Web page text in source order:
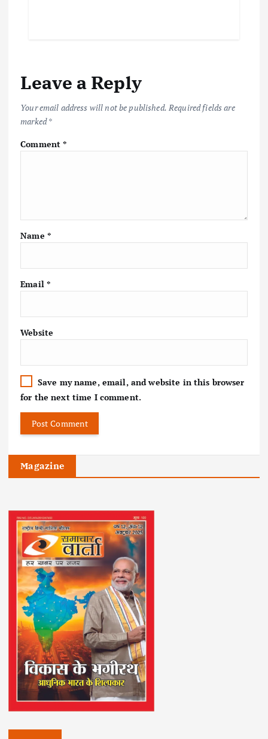
Leave a Reply
Your email address will not be published. Required fields are
marked*
Comment*
Name *
Email *
Website
Save my name, email, and website in this browser
for the next time I comment.
Magazine